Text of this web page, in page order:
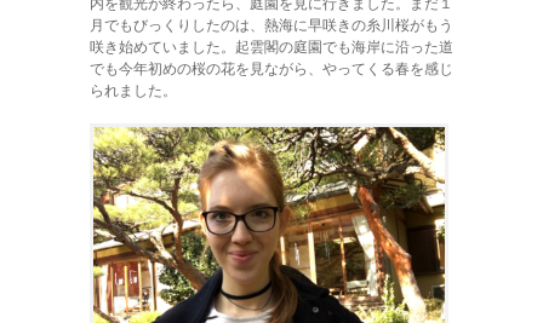
内を観光が終わったら、庭園を見に行きました。まだ１
月でもびっくりしたのは、熱海に早咲きの糸川桜がもう
咲き始めていました。起雲閣の庭園でも海岸に沿った道
でも今年初めの桜の花を見ながら、やってくる春を感じ
られました。